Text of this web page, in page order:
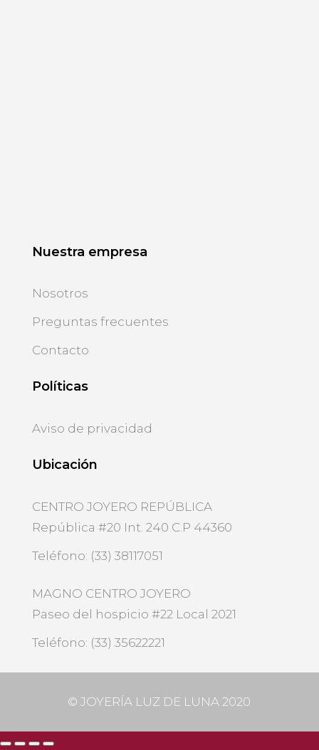
Nuestra empresa
Nosotros
Preguntas frecuentes
Contacto
Políticas
Aviso de privacidad
Ubicación
CENTRO JOYERO REPÚBLICA
República #20 Int. 240 C.P 44360
Teléfono: (33) 38117051
MAGNO CENTRO JOYERO
Paseo del hospicio #22 Local 2021
Teléfono: (33) 35622221
©JOYERÍA LUZ DE LUNA 2020